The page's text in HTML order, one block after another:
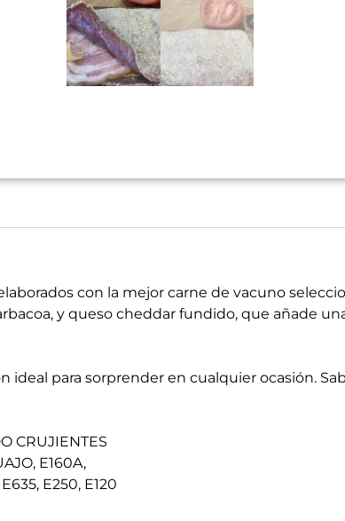
con la mejor carne de vacuno
y queso cheddar fundido, que añade
para sorprender en cualquier ocasión.
CRUJIENTES
E160A,
E250, E120